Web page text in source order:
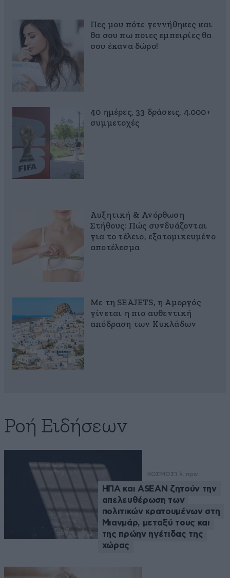
Πες μου πότε γεννήθηκες και
θα σου πω ποιες εμπειρίες θα
σου έκανα δώρο!
40 ημέρες, 33 δράσεις, 4.000+
συμμετοχές
Αυξητική & Ανόρθωση
Στήθους: Πώς συνδυάζονται
για το τέλειο, εξατομικευμένο
αποτέλεσμα
Με τη SEAJETS, η Αμοργός
γίνεται η πιο αυθεντική
απόδραση των Κυκλάδων
Ροή Ειδήσεων
ΚΟΣΜΟΣ 1 λ. πριν
ΗΠΑ και ASEAN ζητούν την
απελευθέρωση των
πολιτικών κρατουμένων στη
Μιανμάρ, μεταξύ τους και
της πρώην ηγέτιδας της
χώρας